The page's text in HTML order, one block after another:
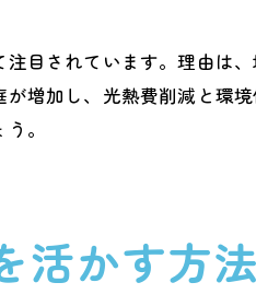
キュート活用の理由
びのポイント解説
ートの選択基準と特徴
トの見極め方とは
重視すべき耐久性ポイント
対応エコキュートを探す
目されています。理由は
増加し、光熱費削減と環
。
活かす方法